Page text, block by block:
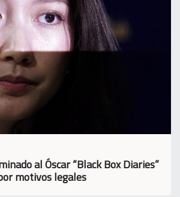
al Óscar “Black Box Diaries”
motivos legales